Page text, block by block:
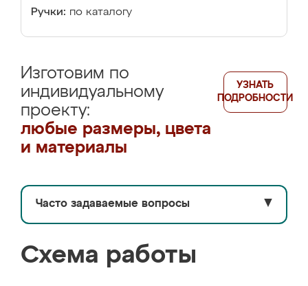
Ручки: по каталогу
Изготовим по
индивидуальному
проекту:
любые размеры, цвета
и материалы
УЗНАТЬ
ПОДРОБНОСТИ
Часто задаваемые вопросы ▼
Схема работы